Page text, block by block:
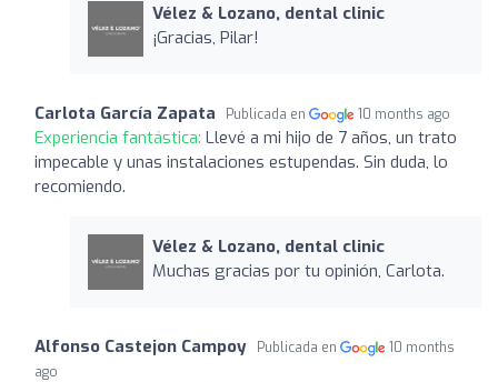
Vélez & Lozano, dental clinic
¡Gracias, Pilar!
Carlota García Zapata Publicada en 10 months ago
Experiencia fantástica: Llevé a mi hijo de 7 años, un trato
impecable y unas instalaciones estupendas. Sin duda, lo
recomiendo.
Vélez & Lozano, dental clinic
Muchas gracias por tu opinión, Carlota.
Alfonso Castejon Campoy Publicada en
10 months
ago